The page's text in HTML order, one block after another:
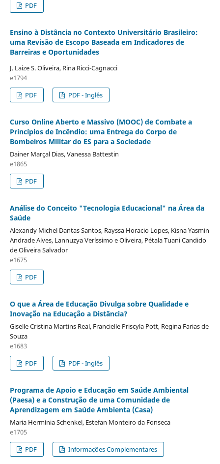
PDF
Ensino à Distância no Contexto Universitário Brasileiro:
uma Revisão de Escopo Baseada em Indicadores de
Barreiras e Oportunidades
J. Laize S. Oliveira, Rina Ricci-Cagnacci
e1794
PDF
PDF - Inglês
Curso Online Aberto e Massivo (MOOC) de Combate a
Princípios de Incêndio: uma Entrega do Corpo de
Bombeiros Militar do ES para a Sociedade
Dainer Marçal Dias, Vanessa Battestin
e1865
PDF
Análise do Conceito "Tecnologia Educacional" na Área da
Saúde
Alexandy Michel Dantas Santos, Rayssa Horacio Lopes, Kisna Yasmin
Andrade Alves, Lannuzya Verí­ssimo e Oliveira, Pétala Tuani Candido
de Oliveira Salvador
e1675
PDF
O que a Área de Educação Divulga sobre Qualidade e
Inovação na Educação a Distância?
Giselle Cristina Martins Real, Francielle Priscyla Pott, Regina Farias de
Souza
e1683
PDF
PDF - Inglês
Programa de Apoio e Educação em Saúde Ambiental
(Paesa) e a Construção de uma Comunidade de
Aprendizagem em Saúde Ambienta (Casa)
Maria Hermí­nia Schenkel, Estefan Monteiro da Fonseca
e1705
PDF
Informações Complementares